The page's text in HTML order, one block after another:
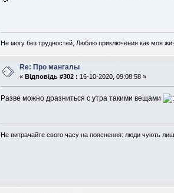
Не могу без трудностей, Люблю приключения как моя
Re: Про мангалы
«Відповідь #302 : 16-10-2020, 09:08:58 »
Разве можно дразниться с утра такими вещами
Не витрачайте свого часу на пояснення: люди чують